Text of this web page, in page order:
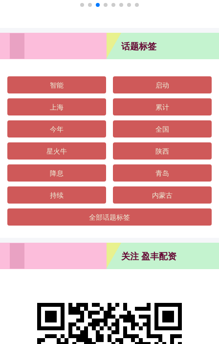
话题标签
智能 启动
上海 累计
今年 全国
星火牛 陕西
降息 青岛
持续 内蒙古
全部话题标签
关注 盈丰配资